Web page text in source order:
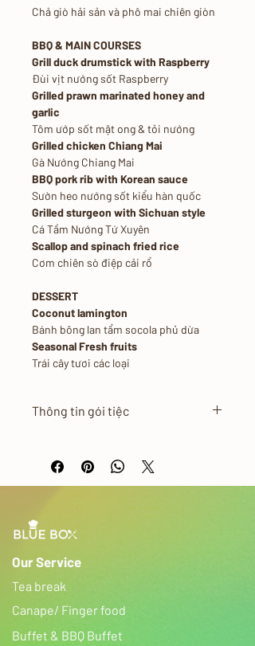
Chả giò hải sản và phô mai chiên giòn
BBQ & MAIN COURSES
Grill duck drumstick with Raspberry
Đùi vịt nướng sốt Raspberry
Grilled prawn marinated honey and
garlic
Tôm ướp sốt mật ong & tỏi nướng
Grilled chicken Chiang Mai
Gà Nướng Chiang Mai
BBQ pork rib with Korean sauce
Sườn heo nướng sốt kiểu hàn quốc
Grilled sturgeon with Sichuan style
Cá Tầm Nướng Tứ Xuyên
Scallop and spinach fried rice
Cơm chiên sò điệp cải rổ
DESSERT
Coconut lamington
Bánh bông lan tẩm socola phủ dừa
Seasonal Fresh fruits
Trái cây tươi các loại
Thông tin gói tiệc
TP.HCM và dưới 300 khách.
Liên hệ với Blue Box số lượng khách
viên set up, phục vụ, dụng cụ tiệc
và decor hoa tươi)
thể và không quá 2 giờ khi nhận
được thông tin của bạn.
Our Service
Tea break
Canape/ Finger food
Buffet & BBQ Buffet